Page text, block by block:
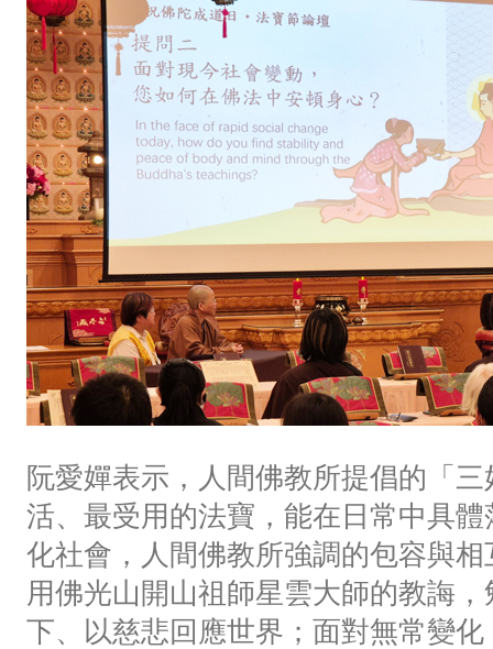
阮愛嬋表示，人間佛教所提倡的「
活、最受用的法寶，能在日常中具
化社會，人間佛教所強調的包容與
用佛光山開山祖師星雲大師的教誨
下、以慈悲回應世界；面對無常變